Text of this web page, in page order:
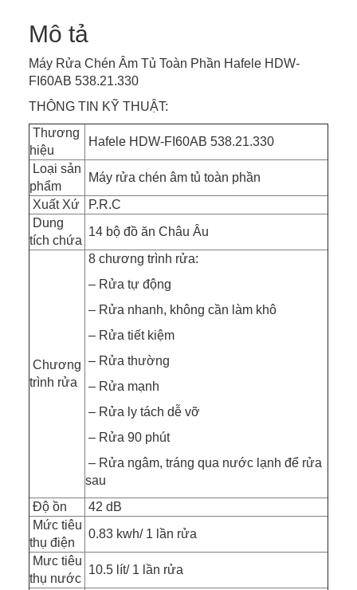
lượngMô tả
Máy Rửa Chén Âm Tủ Toàn Phần Hafele HDW-
FI60AB 538.21.330
THÔNG TIN KỸ THUẬT:
Thương
hiệu
Hafele HDW-FI60AB 538.21.330
Loại sản
phẩm
Máy rửa chén âm tủ toàn phần
Xuất Xứ
P.R.C
Dung
tích chứa
14 bộ đồ ăn Châu Âu
Chương
trình rửa
8 chương trình rửa:
– Rửa tự động
– Rửa nhanh, không cần làm khô
– Rửa tiết kiệm
– Rửa thường
– Rửa mạnh
– Rửa ly tách dễ vỡ
– Rửa 90 phút
– Rửa ngâm, tráng qua nước lạnh để rửa
sau
Độ ồn
42 dB
Mức tiêu
thụ điện
0.83 kwh/ 1 lần rửa
Mưc tiêu
thụ nước
10.5 lít/ 1 lần rửa